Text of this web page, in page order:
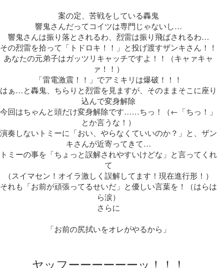
案の定、苦戦をしている轟鬼
響鬼さんだってコイツは専門じゃないし…
響鬼さんは振り落とされるわ、烈雷は振り飛ばされるわ…
その烈雷を拾って「トドロキ！！」と投げ渡すザンキさん！！
あなたの元弟子はガッツリキャッチですよ！！（キャァキャ
ァ！！）
「雷電激震！！」でアミキリは爆破！！！
はぁ…と轟鬼、ちらりと烈雷を見ますが、そのままそこに座り
込んで変身解除
今回はちゃんと頭だけ変身解除です……ちっ！（←「ちっ！」
とか言うな！）
演奏しないトミーに「おい、やらなくていいのか？」と、ザン
キさんが近寄ってきて…
トミーの事を「ちょっと誤解されやすいけどな」と言ってくれ
て
（スイマセン！オイラ激しく誤解してます！現在進行形！）
それも「お前が頑張ってるせいだ」と優しい言葉を！（はらは
ら涙）
さらに
「お前の尻拭いをオレがやるから」
ヤッフーーーーーーッ！！！